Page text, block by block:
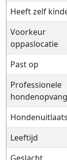
Heeft zelf
Voorkeur
oppaslocatie
Past op
Professionele
hondenopvang
Leeftijd